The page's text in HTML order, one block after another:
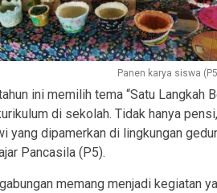
Panen karya siswa
ini memilih tema “Satu Langkah
di sekolah. Tidak hanya
dipamerkan di lingkungan
Pancasila (P5).
memang menjadi kegiatan